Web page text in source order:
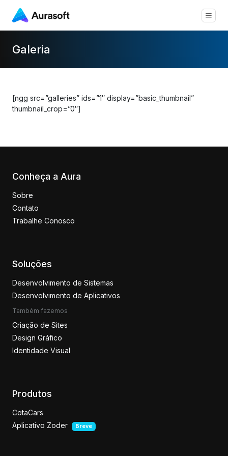
Galeria
[ngg src=”galleries” ids=”1″ display=”basic_thumbnail”
thumbnail_crop=”0″]
Conheça a Aura
Sobre
Contato
Trabalhe Conosco
Soluções
Desenvolvimento de Sistemas
Desenvolvimento de Aplicativos
Também fazemos
Criação de Sites
Design Gráfico
Identidade Visual
Produtos
CotaCars
Aplicativo Zoder
Breve